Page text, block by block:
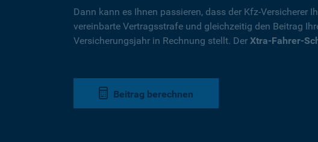
Dann kann es Ihnen passieren, dass der Kfz-Versicherer
vereinbarte Vertragsstrafe und gleichzeitig den Beitrag
Versicherungsjahr in Rechnung stellt. Der Xtra-Fahrer-
Beitrag berechnen